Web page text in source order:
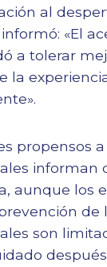
al
«El
a tolerar
la
propensos a
informan
aunque los
de
son